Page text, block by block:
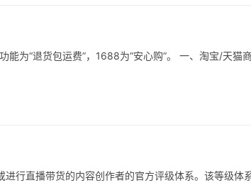
为“退货包运费”，1688为“安心购”。 一、淘宝/天猫
行直播带货的内容创作者的官方评级体系。该等级体